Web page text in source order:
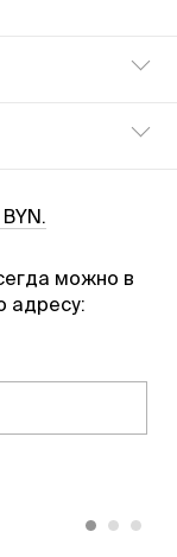
или картой.
можно в
адресу: